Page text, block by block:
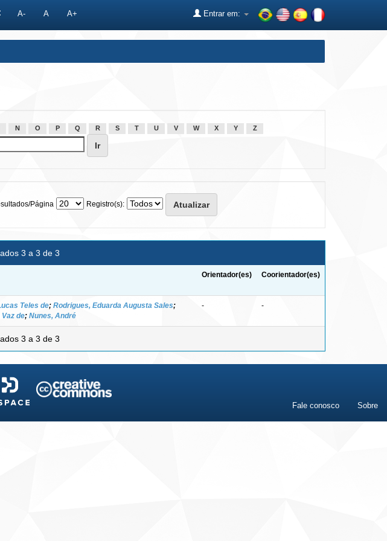
A- A A+ Entrar em:
N O P Q R S T U V W X Y Z
Página Registro(s):
3 a 3 de 3
Orientador(es) Coorientador(es)
Teles de; Rodrigues, Eduarda Augusta Sales;
de; Nunes, André
- -
3 a 3 de 3
Fale conosco Sobre